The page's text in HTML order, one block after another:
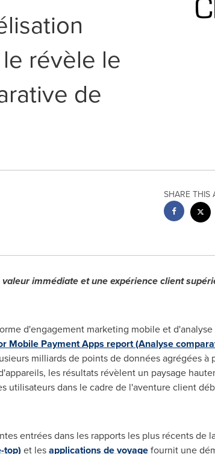
révèle le
de
SHARE THIS
immédiate et une expérience client
d'engagement marketing mobile et
Mobile Payment Apps report(Analyse
milliards de points de données agrégées à
les résultats révèlent un paysage
utilisateurs dans le cadre de l'aventure client
entrées dans les rapports les plus récents de
top) et lesapplications de voyagefournit une